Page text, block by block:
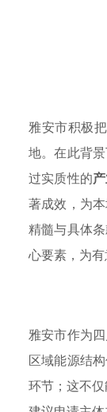
雅安市积极
地。在此背
过实质性的
著成效，为
精髓与具体
心要素，为有
雅安市作为
区域能源结
环节；这不